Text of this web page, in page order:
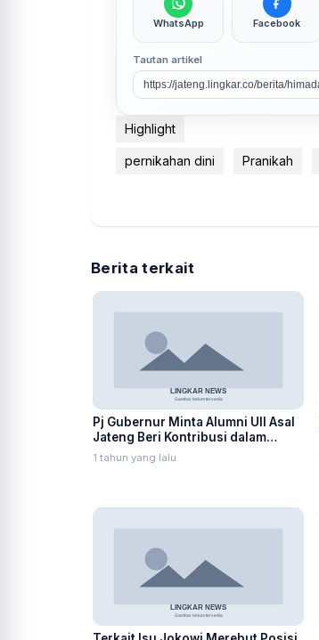
WhatsApp Facebook
Tautan artikel
Highlight
pernikahan dini Pranikah
Berita terkait
Pj Gubernur Minta Alumni UII Asal
Jateng Beri Kontribusi dalam
Pembangunan Daerah
1 tahun yang lalu